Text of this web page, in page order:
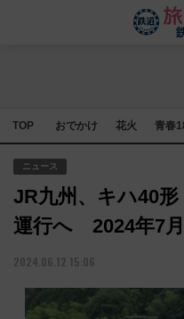
TOP おでかけ 花火 青春
ニュース
JR九州、キハ40
運行へ 2024年7
2024.06.12 15:06